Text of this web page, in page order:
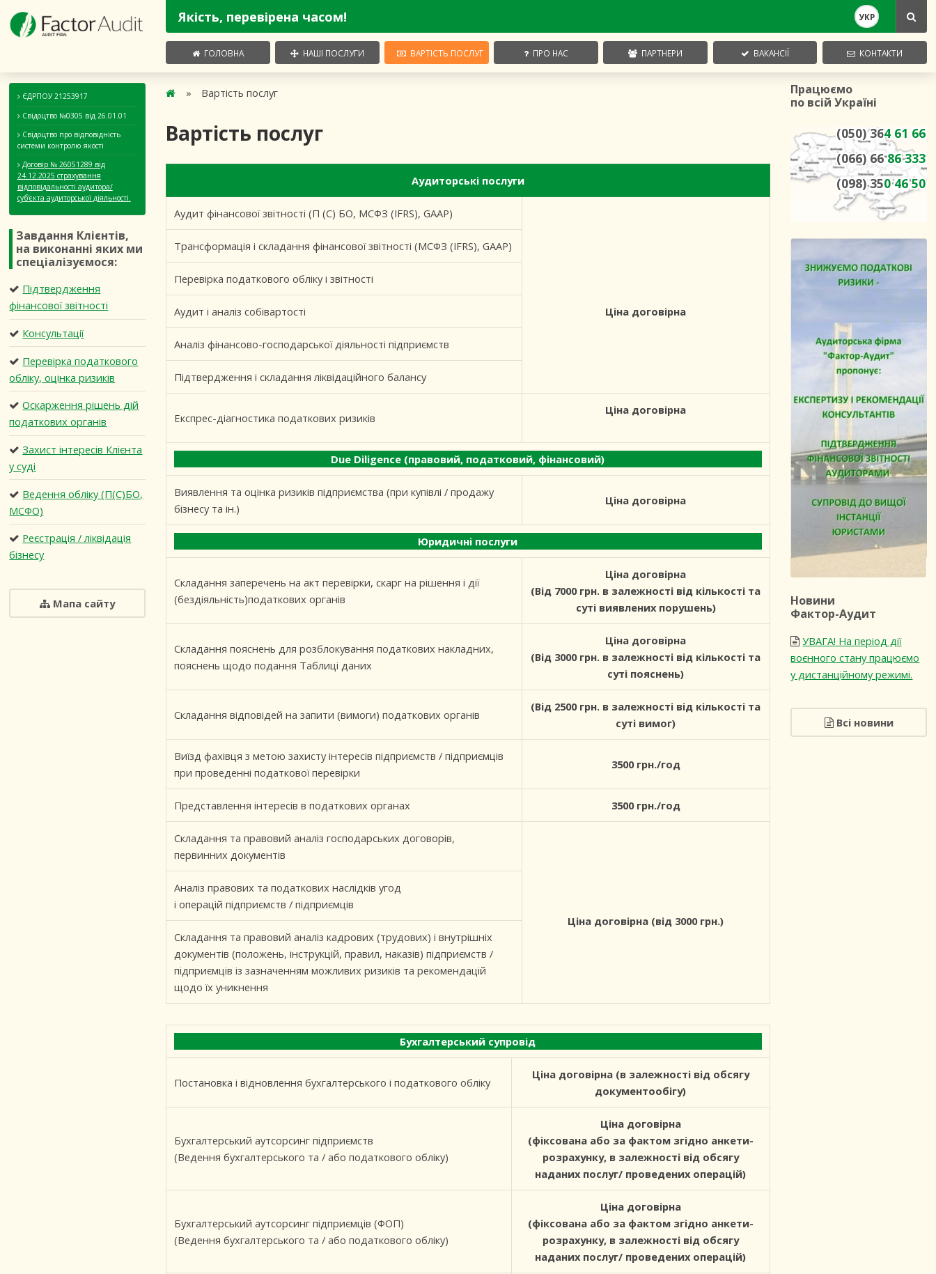
Якість, перевірена часом! УКР
ГОЛОВНА НАШІ ПОСЛУГИ ВАРТІСТЬ ПОСЛУГ ПРО НАС ПАРТНЕРИ ВАКАНСІЇ КОНТАКТИ
ЄДРПОУ 21253917
Свідоцтво №0305 від 26.01.01
Свідоцтво про відповідність
системи контролю якості
Договір № 26051289 від
24.12.2025 страхування
відповідальності аудитора/
суб'єкта аудиторської діяльності.
Завдання Клієнтів,
на виконанні яких ми
спеціалізуємося:
Підтвердження
фінансової звітності
Консультації
Перевірка податкового
обліку, оцінка ризиків
Оскарження рішень дій
податкових органів
Захист інтересів Клієнта
у суді
Ведення обліку (П(С)БО,
МСФО)
Реєстрація / ліквідація
бізнесу
Мапа сайту
» Вартість послуг
Вартість послуг
Аудиторські послуги
Аудит фінансової звітності (П (С) БО, МСФЗ (IFRS), GAAP)
Ціна договірна
Трансформація і складання фінансової звітності (МСФЗ (IFRS), GAAP)
Перевірка податкового обліку і звітності
Аудит і аналіз собівартості
Аналіз фінансово-господарської діяльності підприємств
Підтвердження і складання ліквідаційного балансу
Експрес-діагностика податкових ризиків
Ціна договірна
Due Diligence (правовий, податковий, фінансовий)
Виявлення та оцінка ризиків підприємства (при купівлі / продажу
бізнесу та ін.)
Ціна договірна
Юридичні послуги
Складання заперечень на акт перевірки, скарг на рішення і дії
(бездіяльність)податкових органів
Ціна договірна
(Від 7000 грн. в залежності від кількості та
суті виявлених порушень)
Складання пояснень для розблокування податкових накладних,
пояснень щодо подання Таблиці даних
Ціна договірна
(Від 3000 грн. в залежності від кількості та
суті пояснень)
Складання відповідей на запити (вимоги) податкових органів
(Від 2500 грн. в залежності від кількості та
суті вимог)
Виїзд фахівця з метою захисту інтересів підприємств / підприємців
при проведенні податкової перевірки
3500 грн./год
Представлення інтересів в податкових органах 3500 грн./год
Складання та правовий аналіз господарських договорів,
первинних документів
Ціна договірна (від 3000 грн.)
Аналіз правових та податкових наслідків угод
і операцій підприємств / підприємців
Складання та правовий аналіз кадрових (трудових) і внутрішніх
документів (положень, інструкцій, правил, наказів) підприємств /
підприємців із зазначенням можливих ризиків та рекомендацій
щодо їх уникнення
Бухгалтерський супровід
Постановка і відновлення бухгалтерського і податкового обліку
Ціна договірна (в залежності від обсягу
документообігу)
Бухгалтерський аутсорсинг підприємств
(Ведення бухгалтерського та / або податкового обліку)
Ціна договірна
(фіксована або за фактом згідно анкети-
розрахунку, в залежності від обсягу
наданих послуг/ проведених операцій)
Бухгалтерський аутсорсинг підприємців (ФОП)
(Ведення бухгалтерського та / або податкового обліку)
Ціна договірна
(фіксована або за фактом згідно анкети-
розрахунку, в залежності від обсягу
наданих послуг/ проведених операцій)
Працюємо
по всій Україні
(050) 364 61 66
(066) 6686 333
(098) 350 46 50
Новини
Фактор-Аудит
УВАГА! На період дії
воєнного стану працюємо
у дистанційному режимі.
Всі новини